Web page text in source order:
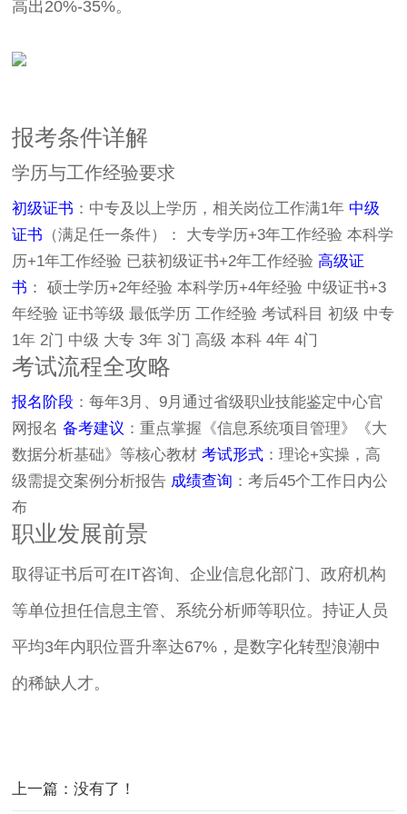
高出20%-35%。
报考条件详解
学历与工作经验要求
初级证书 ：中专及以上学历，相关岗位工作满1年 中级
证书 （满足任一条件）： 大专学历+3年工作经验 本科学
历+1年工作经验 已获初级证书+2年工作经验高级证
书 ： 硕士学历+2年经验 本科学历+4年经验 中级证书+3
年经验 证书等级 最低学历 工作经验 考试科目 初级 中专
1年 2门 中级 大专 3年 3门 高级 本科 4年 4门
考试流程全攻略
报名阶段 ：每年3月、9月通过省级职业技能鉴定中心官
网报名备考建议 ：重点掌握《信息系统项目管理》《大
数据分析基础》等核心教材考试形式 ：理论+实操，高
级需提交案例分析报告 成绩查询 ：考后45个工作日内公
布
职业发展前景
取得证书后可在IT咨询、企业信息化部门、政府机构
等单位担任信息主管、系统分析师等职位。持证人员
平均3年内职位晋升率达67%，是数字化转型浪潮中
的稀缺人才。
上一篇：没有了！